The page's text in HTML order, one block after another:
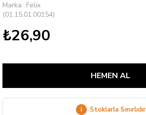
Marka : Felix
(01.15.01.00154)
₺26,90
i Stoklarla Sınırlıdır